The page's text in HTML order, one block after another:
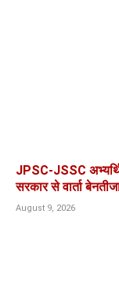
JPSC-JSSC
सरकार से वार्ता
August 9, 2026